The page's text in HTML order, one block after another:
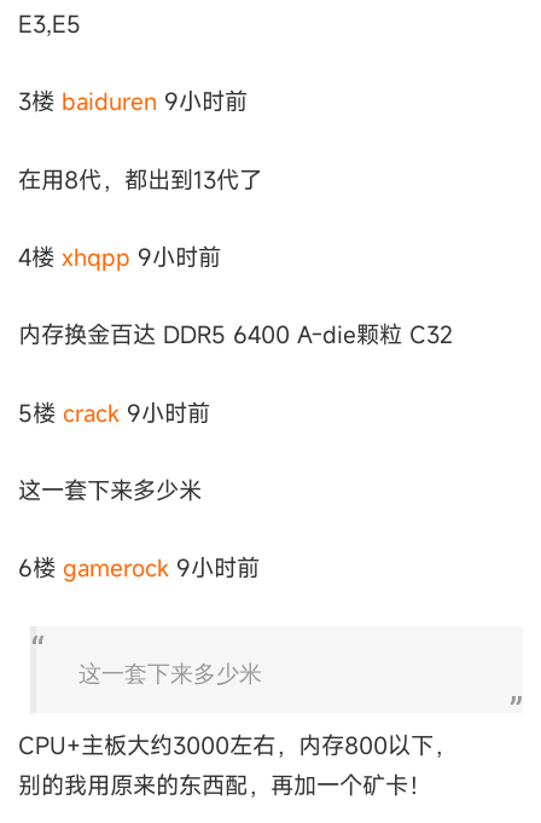
E3,E5
3楼 baiduren 9小时前
在用8代，都出到13代了
4楼 xhqpp 9小时前
内存换金百达 DDR5 6400 A-die颗粒 C32
5楼 crack 9小时前
这一套下来多少米
6楼 gamerock 9小时前
这一套下来多少米
CPU+主板大约3000左右，内存800以下，
别的我用原来的东西配，再加一个矿卡！